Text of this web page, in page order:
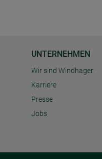
UNTERNEHMEN
Wir sind Windhager
Karriere
Presse
Jobs